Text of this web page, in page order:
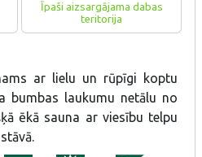
Īpaši aizsargājama dabas
teritorija
ar lielu un rūpīgi koptu
bumbas laukumu netālu no
ēkā sauna ar viesību telpu